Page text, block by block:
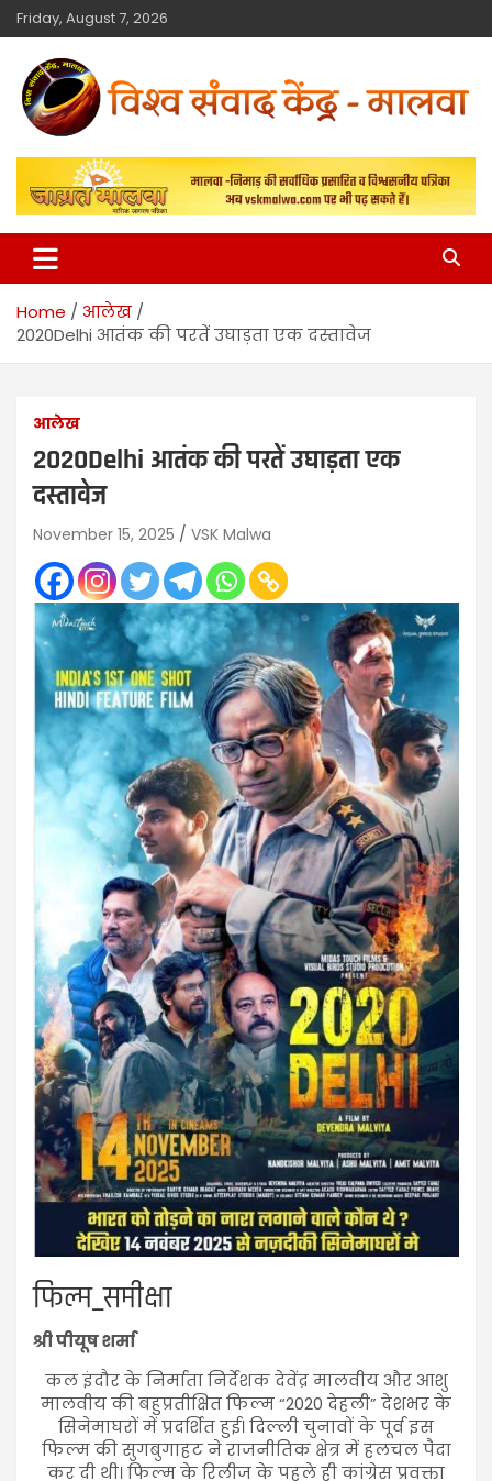
Friday, August 7, 2026
विश्व संवाद केंद्र
मालवा
Home
आलेख
2020Delhi आतंक की परतें उघाड़ता एक दस्तावेज
आलेख
2020Delhi आतंक की परतें उघाड़ता एक
दस्तावेज
November 15, 2025 VSK Malwa
फिल्म_समीक्षा
श्री पीयूष शर्मा
कल इंदौर के निर्माता निर्देशक देवेंद्र मालवीय और आशु
मालवीय की बहुप्रतीक्षित फिल्म “2020 देहली” देशभर के
सिनेमाघरों में प्रदर्शित हुई। दिल्ली चुनावों के पूर्व इस
फिल्म की सुगबुगाहट ने राजनीतिक क्षेत्र में हलचल पैदा
कर दी थी। फिल्म के रिलीज के पहले ही कांग्रेस प्रवक्ता